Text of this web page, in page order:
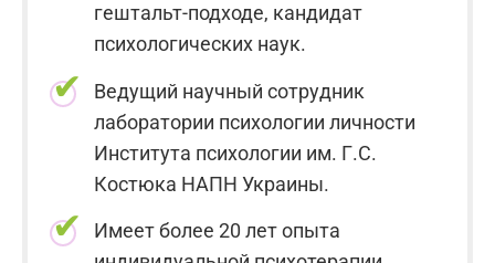
гештальт-подходе, кандидат
психологических наук.
Ведущий научный сотрудник
лаборатории психологии личности
Института психологии им. Г.С.
Костюка НАПН Украины.
Имеет более 20 лет опыта